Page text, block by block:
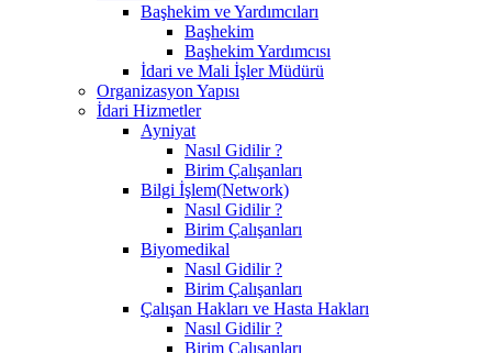
Başhekim ve Yardımcıları
Başhekim
Başhekim Yardımcısı
İdari ve Mali İşler Müdürü
Organizasyon Yapısı
İdari Hizmetler
Ayniyat
Nasıl Gidilir ?
Birim Çalışanları
Bilgi İşlem(Network)
Nasıl Gidilir ?
Birim Çalışanları
Biyomedikal
Nasıl Gidilir ?
Birim Çalışanları
Çalışan Hakları ve Hasta Hakları
Nasıl Gidilir ?
Birim Çalışanları